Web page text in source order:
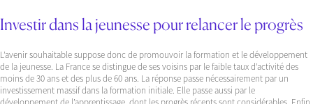
Investir dans la jeunesse pour relancer le progrès
L’avenir souhaitable suppose donc de promouvoir la formation et le développement
de la jeunesse. La France se distingue de ses voisins par le faible taux d’activité des
moins de 30 ans et des plus de 60 ans. La réponse passe nécessairement par un
investissement massif dans la formation initiale. Elle passe aussi par le